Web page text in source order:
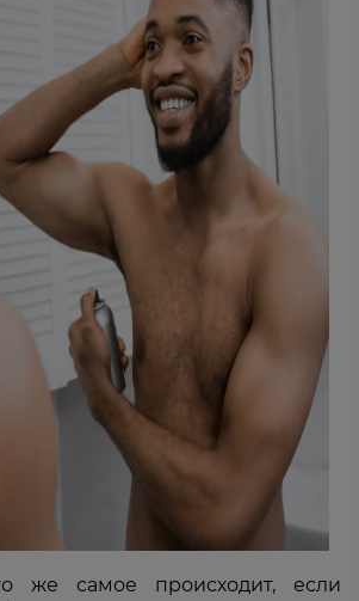
же самое происходит, если